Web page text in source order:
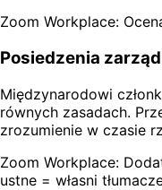
Zoom Workplace:
Posiedzenia
Międzynarodowi
równych zasadach.
zrozumienie w czasie
Zoom Workplace:
ustne = własni